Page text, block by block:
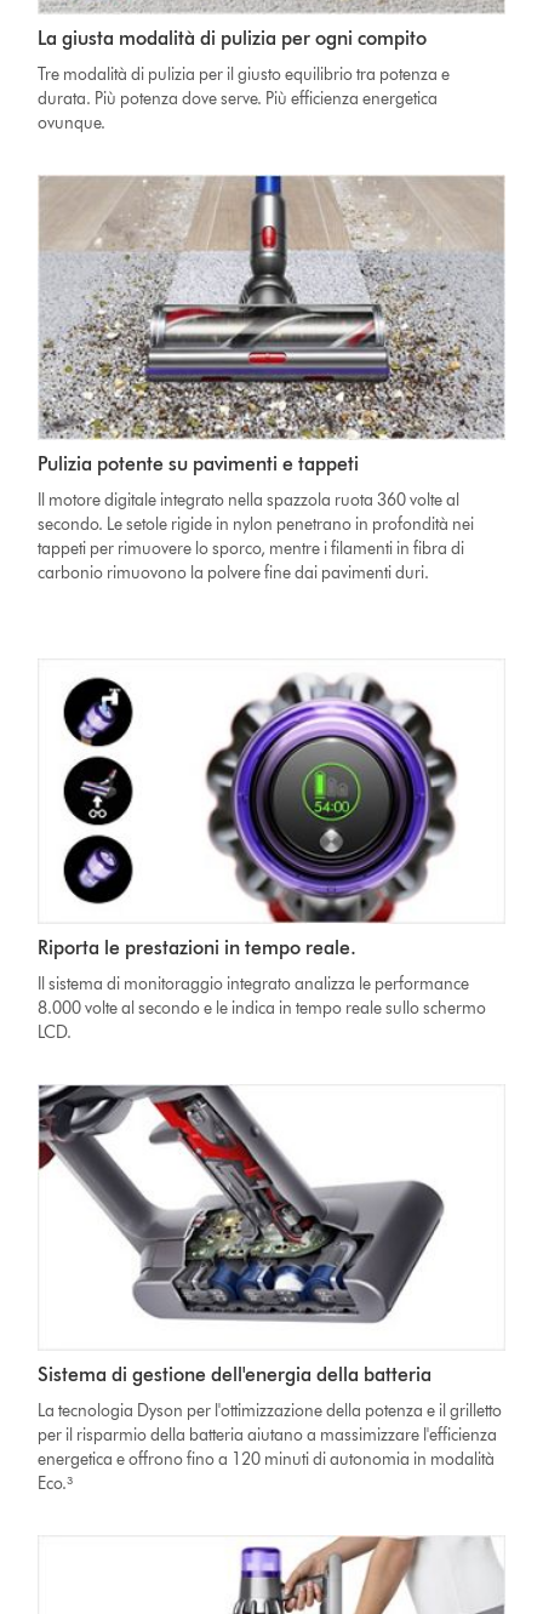
La giusta modalità di pulizia per ogni compito
Tre modalità di pulizia per il giusto equilibrio tra potenza e
durata. Più potenza dove serve. Più efficienza energetica
ovunque.
Pulizia potente su pavimenti e tappeti
Il motore digitale integrato nella spazzola ruota 360 volte al
secondo. Le setole rigide in nylon penetrano in profondità nei
tappeti per rimuovere lo sporco, mentre i filamenti in fibra di
carbonio rimuovono la polvere fine dai pavimenti duri.
Riporta le prestazioni in tempo reale.
Il sistema di monitoraggio integrato analizza le performance
8.000 volte al secondo e le indica in tempo reale sullo schermo
LCD.
Sistema di gestione dell'energia della batteria
La tecnologia Dyson per l'ottimizzazione della potenza e il grilletto
per il risparmio della batteria aiutano a massimizzare l'efficienza
energetica e offrono fino a 120 minuti di autonomia in modalità
Eco.³